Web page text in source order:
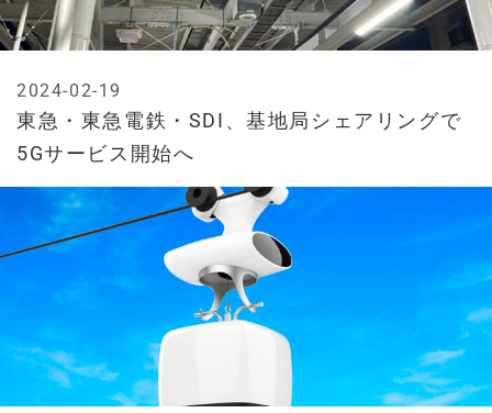
東急・東急電鉄・SDI、基地局シェアリングで
5Gサービス開始へ
2024-02-19